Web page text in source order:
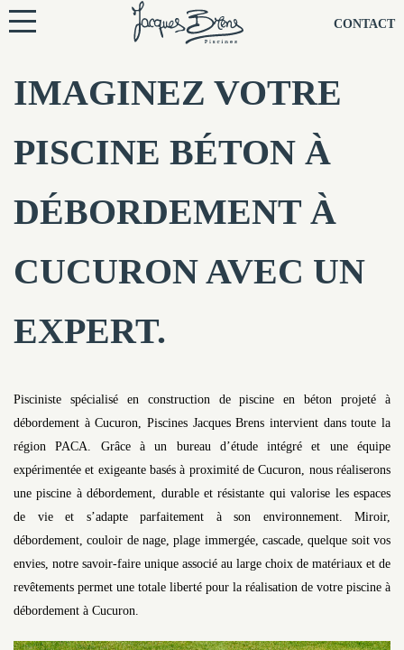
CONTACT
IMAGINEZ VOTRE
PISCINE BÉTON À
DÉBORDEMENT À
CUCURON AVEC UN
EXPERT.
Pisciniste spécialisé en construction de piscine en béton projeté à
débordement à Cucuron, Piscines Jacques Brens intervient dans toute la
région PACA. Grâce à un bureau d’étude intégré et une équipe
expérimentée et exigeante basés à proximité de Cucuron, nous réaliserons
une piscine à débordement, durable et résistante qui valorise les espaces
de vie et s’adapte parfaitement à son environnement. Miroir,
débordement, couloir de nage, plage immergée, cascade, quelque soit vos
envies, notre savoir-faire unique associé au large choix de matériaux et de
revêtements permet une totale liberté pour la réalisation de votre piscine à
débordement à Cucuron.
NOS PISCINES
NOTRE TECHNIQUE
NOS CONSEILS
NOS AGENCES
CONTACTEZ-NOUS